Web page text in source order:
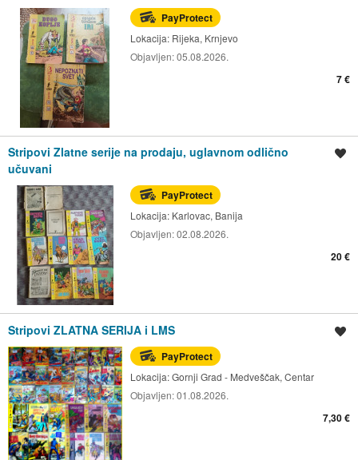
PayProtect
Lokacija: Rijeka, Krnjevo
Objavljen:05.08.2026.
7 €
Stripovi Zlatne serije na prodaju, uglavnom odlično
učuvani
PayProtect
Lokacija: Karlovac, Banija
Objavljen:02.08.2026.
20 €
Stripovi ZLATNA SERIJA i LMS
PayProtect
Lokacija:Gornji Grad - Medveščak, Centar
Objavljen:01.08.2026.
7,30 €